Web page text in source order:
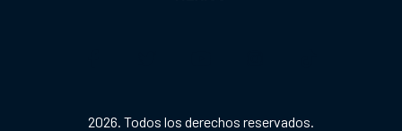
2026. Todos los derechos reservados.